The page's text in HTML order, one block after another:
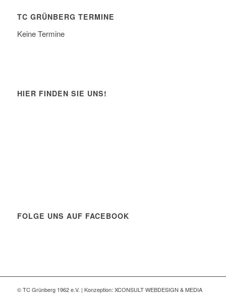
TC GRÜNBERG TERMINE
Keine Termine
HIER FINDEN SIE UNS!
FOLGE UNS AUF FACEBOOK
© TC Grünberg 1962 e.V. | Konzeption: XCONSULT WEBDESIGN & MEDIA